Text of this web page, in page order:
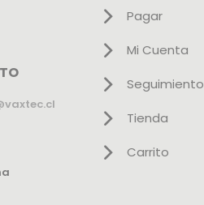
Pagar
Mi Cuenta
Seguimiento
Tienda
Carrito